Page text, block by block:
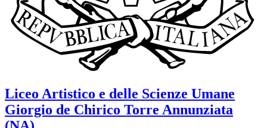
Liceo Artistico e delle Scienze Umane
Giorgio de Chirico Torre Annunziata